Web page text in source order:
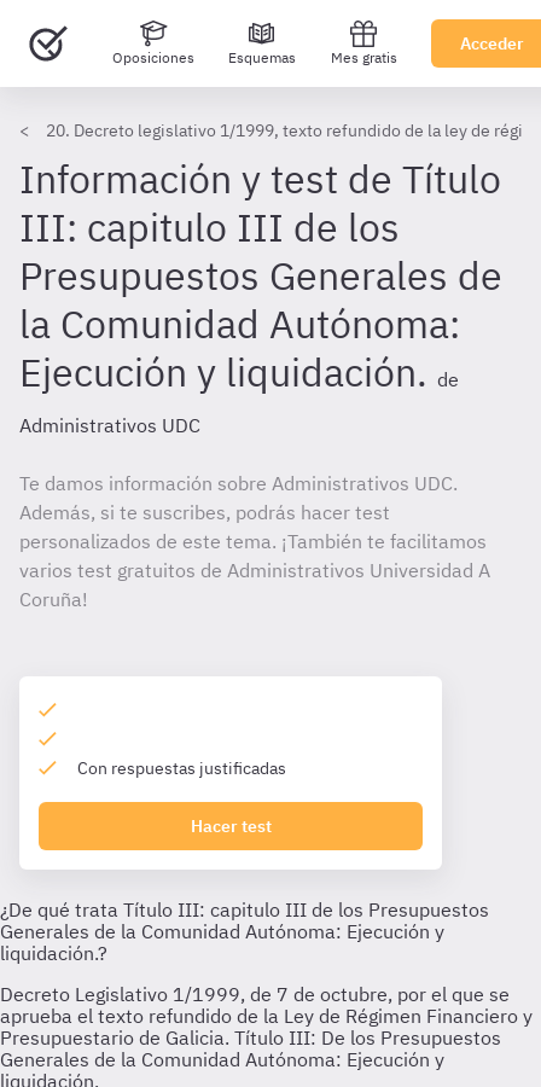
Oposiciones Esquemas Mes gratis
Acceder
20. Decreto legislativo 1/1999, texto refundido de la ley de
Información y test de Título
III: capitulo III de los
Presupuestos Generales de
la Comunidad Autónoma:
Ejecución y liquidación. de
Administrativos UDC
Te damos información sobre Administrativos UDC.
Además, si te suscribes, podrás hacer test
personalizados de este tema. ¡También te facilitamos
varios test gratuitos de Administrativos Universidad A
Coruña!
Con respuestas justificadas
Hacer test